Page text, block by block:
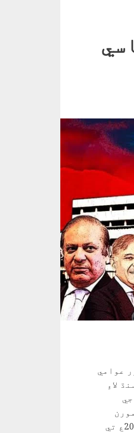
عوامي
لاءِ
احتجاجن ۽ اعتراضن جي باوجود وفاقي حڪومت 21 آڪٽوبر 2024ع تي